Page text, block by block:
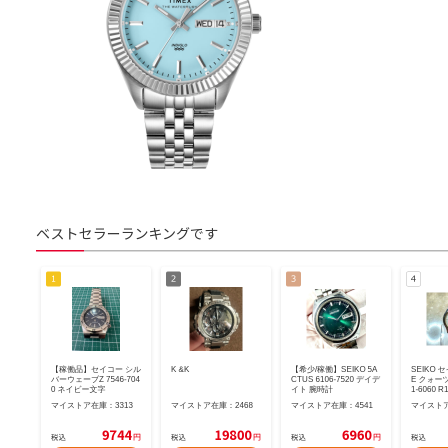
ベストセラーランキングです
【稼働品】セイコー シル
バーウェーブZ 7546-704
0 ネイビー文字
マイストア在庫： 3313
税込 9744円
K &K
マイストア在庫： 2468
税込 19800円
【希少/稼働】SEIKO 5A
CTUS 6106-7520 デイデ
イト 腕時計
マイストア在庫： 4541
税込 6960円
SEIKO
E クォー
1-6060 R1
マイスト
税込